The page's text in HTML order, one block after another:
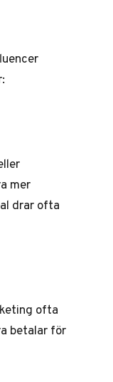
mer
drar ofta
ofta
betalar för